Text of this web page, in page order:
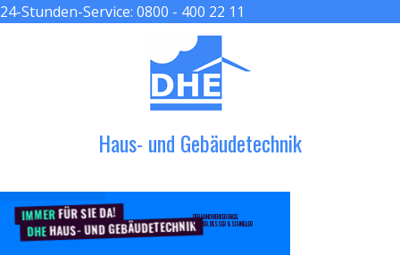
24-Stunden-Service: 0800 - 400 22 11
Haus- und Gebäudetechnik
IMMERFÜR SIE DA!
DHEHAUS- UND GEBÄUDETECHNIK
DER HANDWERKER ENGEL
GRÖßER, BESSER & SCHNELLER